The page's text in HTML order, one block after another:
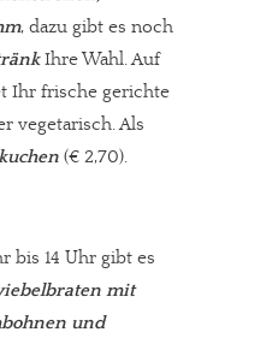
, dazu gibt es noch
Ihre Wahl. Auf
Ihr frische gerichte
vegetarisch. Als
(€ 2,70).
bis 14 Uhr gibt es
mit
und